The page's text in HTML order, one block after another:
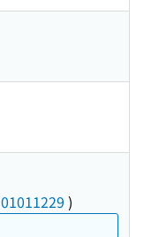
01011229 )